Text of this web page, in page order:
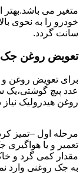
متغیر می
سانت گردد.
تعویض روغن
برای تعویض روغن
عدد پیچ
روغن هیدرولیک نیاز
مرحله اول –تمیز
تعمیر و یا
مقدار کمی گرد و
به جک روغنی وارد